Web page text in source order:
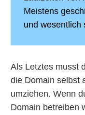
Meistens
und wesentlich
Als Letztes musst
die Domain selbst
umziehen. Wenn
Domain betreiben